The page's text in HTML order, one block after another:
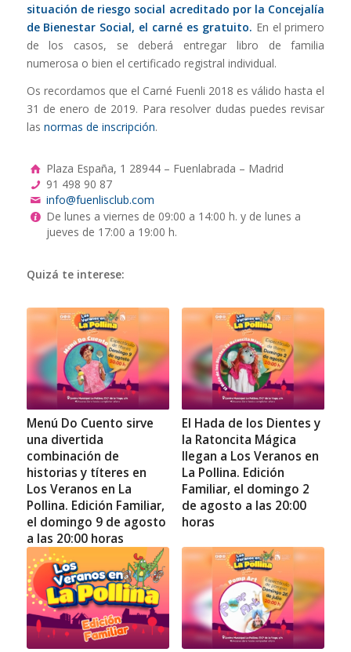
situación de riesgo social acreditado por la Concejalía
de Bienestar Social, el carné es gratuito. En el primero
de los casos, se deberá entregar libro de familia
numerosa o bien el certificado registral individual.
Os recordamos que el Carné Fuenli 2018 es válido hasta el
31 de enero de 2019. Para resolver dudas puedes revisar
las normas de inscripción.
Plaza España, 1 28944 – Fuenlabrada – Madrid
91 498 90 87
info@fuenlisclub.com
De lunes a viernes de 09:00 a 14:00 h. y de lunes a
jueves de 17:00 a 19:00 h.
Quizá te interese:
Menú Do Cuento sirve
una divertida
combinación de
historias y títeres en
Los Veranos en La
Pollina. Edición Familiar,
el domingo 9 de agosto
a las 20:00 horas
El Hada de los Dientes y
la Ratoncita Mágica
llegan a Los Veranos en
La Pollina. Edición
Familiar, el domingo 2
de agosto a las 20:00
horas